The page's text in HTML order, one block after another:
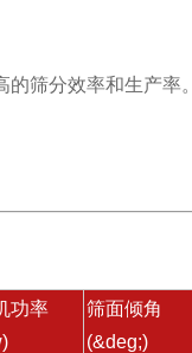
筛分效率和生产率。
功率
筛面倾角
(&deg;)